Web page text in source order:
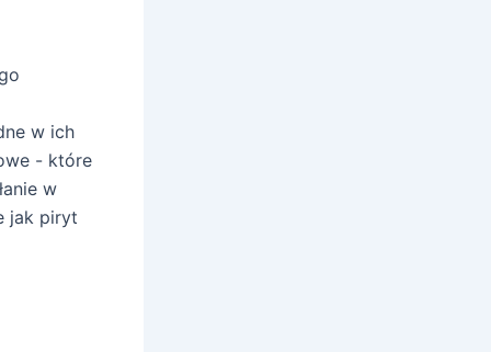
w ich
- które
w
jak piryt